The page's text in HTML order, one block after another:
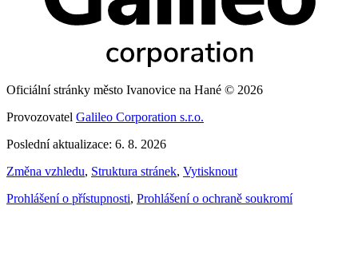
Oficiální stránky město Ivanovice na Hané © 2026
Provozovatel Galileo Corporation s.r.o.
Poslední aktualizace: 6. 8. 2026
Změna vzhledu, Struktura stránek, Vytisknout
Prohlášení o přístupnosti, Prohlášení o ochraně soukromí